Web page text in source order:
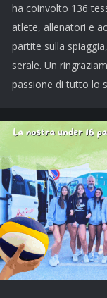
ha coinvolto 136
atlete, allenatori e
partite sulla
serale. Un
passione di tutto lo